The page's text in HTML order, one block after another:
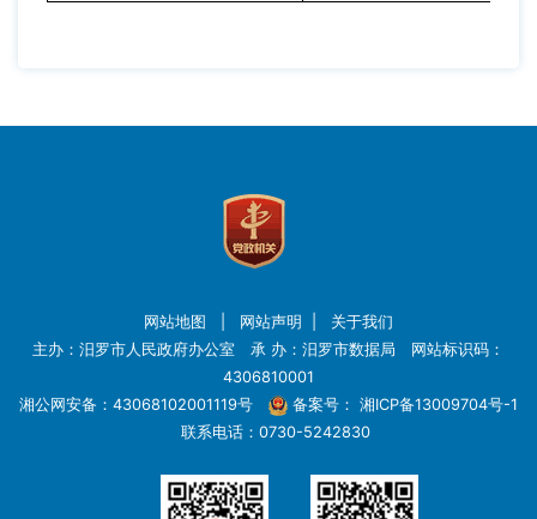
网站地图 网站声明
关于我们
主办：汨罗市人民政府办公室 承 办：汨罗市数据局 网站标识码：
4306810001
湘公网安备：43068102001119号
备案号： 湘ICP备13009704号-1
联系电话：0730-5242830